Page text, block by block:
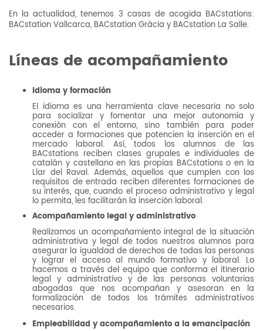
En la actualidad, tenemos 3 casas de acogida BACstations:
BACstation Vallcarca, BACstation Gràcia y BACstation La Salle.
Líneas de acompañamiento
Idioma y formación
El idioma es una herramienta clave necesaria no solo
para socializar y fomentar una mejor autonomía y
conexión con el entorno, sino también para poder
acceder a formaciones que potencien la inserción en el
mercado laboral. Así, todos los alumnos de las
BACstations reciben clases grupales e individuales de
catalán y castellano en las propias BACstations o en la
Llar del Raval. Además, aquellos que cumplen con los
requisitos de entrada reciben diferentes formaciones de
su interés, que, cuando el proceso administrativo y legal
lo permita, les facilitarán la inserción laboral.
Acompañamiento legal y administrativo
Realizamos un acompañamiento integral de la situación
administrativa y legal de todos nuestros alumnos para
asegurar la igualdad de derechos de todas las personas
y lograr el acceso al mundo formativo y laboral. Lo
hacemos a través del equipo que conforma el itinerario
legal y administrativo y de las personas voluntarias
abogadas que nos acompañan y asesoran en la
formalización de todos los trámites administrativos
necesarios.
Empleabilidad y acompañamiento a la emancipación